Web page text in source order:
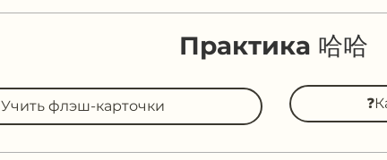
Практика 哈哈
Учить флэш-карточки